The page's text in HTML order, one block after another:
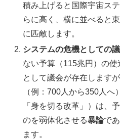
積み上げると国際宇宙ス
らに高く、横に並べると
に匹敵します。
システムの危機としての
ない予算（115兆円）の
として議会が存在します
（例：700人から350人
「身を切る改革」）は、
のを弱体化させる暴論で
ます。